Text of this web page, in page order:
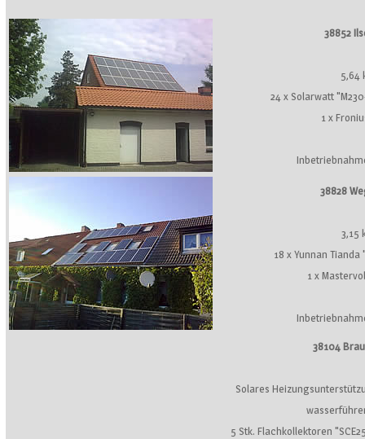
38852
5,64
24 x Solarwatt
1 x
38828
3,15
18 x Yunnan Tianda
1 x
38104
Solares
5 Stk. Flachkollektoren